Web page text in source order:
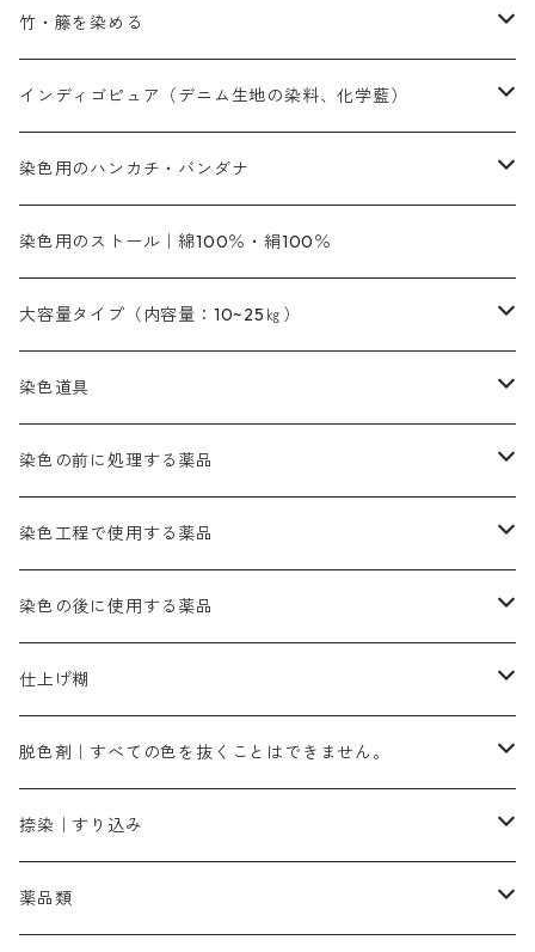
橙色系
青色系
紫色系
緑色系
茶色系
染料一覧ー100g入り
染料一覧ー500g入り
橙色系
緑色系
茶色系
灰色系
黒色系
1kg
茶色｜20g入りのみ公開
灰色｜20g入りのみ公開
黒色
捺染に必要な材料
捺染糊
内容量：500g
増粘剤
黄色系
エロ―M3G｜定番の色合い
エロー ＭＧＲ｜明るい緑みの黄色
オレンジ系
オレンヂMG｜黄みの橙色
オレンヂMGD（定番の色合い）
赤色系
レットMFB｜赤色（定番の色合い）
レットMG｜黄みの朱色
ピンクMB｜ピンク色
ローズMB｜鮮やかなピンク色）
青色系
ネビーブルーMB（定番の色合い）
ブルーMB（定番の色合い）
スカイブルーMG｜緑みの空色
ターキスブルーHNG｜緑みの空色
紫色系
バイオレットMFB
緑色系
ダークグリンMG（定番の色合い）
グリーンMB｜緑色
茶色系
ダークブロンMFB｜こげ茶色
ブロンHNR｜こげ茶色
黒色系
ブラックMK（赤みの黒色）
ブラックMG（青みの黒色）
白色系（定番の色合い）
ネオホワイトR
本洋紅
代用朱黄色口
黄色系
ファストエロ―10GN（鮮やかな黄色）
ファストエロ―5GN（黄色）
青色系
NSBAブルー
群青
白色｜胡粉
黒色｜在庫処分特価
緑色｜在庫処分特価
茶色｜在庫処分特価
植物染料
人気のおすすめ植物染料
インド茜・西洋茜の個別販売
カッチ｜茶系
霧島産・晩秋茶｜黄金色（赤みの黄色）｜準備中
濃染処理剤｜ソルバックスPS－900
媒染剤
アルミ媒染剤
鉄媒染剤
ソーダ灰｜アルカリ性のPH調整剤
藍染
ぶどう糖
ハイドロサルファイトコンク
染色用途のハンカチ・バンダナ
45cm×45cm（ハンカチ）｜端の始末も綿糸｜タグなし
54cm×54cm（バンダナ）｜端の始末も綿糸｜タグなし
竹・籐を染める
人気のおすすめ竹・藤を染める染料
塩基性染料（混色可能）
ビスマークブロンB｜赤茶色
塩基性エロ―｜液体タイプ
ローダミンB｜赤紫色｜マゼンダ色
オリジナル染料｜スス竹色｜ミキセットファストブロンGR
インディゴピュア（デニム生地の染料、化学藍）
初心者向けお試しセット販売
インディゴピュア
アルカリ剤
ハイドロサルファイトコンク
酸性剤
染色用のハンカチ・バンダナ
45cm×45cm（ハンカチ）｜端の始末も綿糸｜タグなし
54cm×54cm（バンダナ）｜端の始末も綿糸｜タグなし
染色用のストール｜綿100％・絹100％
大容量タイプ（内容量：10~25㎏）
芒硝｜綿の染色時の吸収促進剤
ソーダ灰｜アルカリ性のPH調整剤
硫酸第一鉄｜鉄媒染剤
染色道具
刷毛
摺込み刷毛（スリコミハケ）ー夏毛（硬いタイプ）
摺込み刷毛（スリコミハケ）ー冬毛（柔らかいタイプ）
片羽刷毛
ローケツ筆
ローケツ用筆｜1本～販売
ローケツ用筆ー10%off｜20本セットお取り寄せ品
洋型紙（9番手｜中薄口、10番手｜中厚口）
有償サンプル品｜約20cm×27cm
洋型紙9番手｜中薄口｜約54cm×110cm
張木｜入荷待ち
伸子
型洗いブラシ
染色の前に処理する薬品
精練剤｜汚れ落とし剤｜針状マルセル石鹸
糊落とし剤｜ソルベンCA
濃染処理剤｜ソルバックスPS－900
染色工程で使用する薬品
染料の吸収促進剤
酢酸｜絹・羊毛・ナイロンに使用する
芒硝｜綿・麻の染色に使用する。
染料のムラ染め抑制剤（均染剤）
アゾリン200％｜綿・麻・絹・羊毛・ナイロンの染色
レオニールEHC｜反応染料用
染料の浸透剤
ソルバライトS-70｜各種繊維の浸し染めに使用可能
染料の定着向上剤
ライトフィックスAコンク｜綿・麻もしくは直接染料で染めた素材
アルカリ剤｜反応染料用
染色の後に使用する薬品
ソーピング剤｜未定着の染料を除去すること
ネオポールB－300｜反応染料のソーピング剤
仕上げ剤｜柔軟・平滑剤
白場汚染防止剤
仕上げ糊
カルボキシメチルセルロース（CMC）
海藻系
たんぱく質系
脱色剤｜すべての色を抜くことはできません。
脱色剤
全体脱色｜ハイドロサルファイトコンク
脱色助剤｜浸透・複色抑制剤
捺染｜すり込み
染料溶解剤｜染料の均一な浸透・吸着を補助する
薬品類